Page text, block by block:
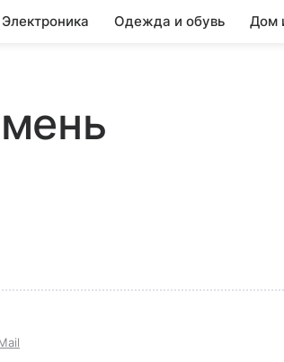
Электроника Одежда и обувь Дом